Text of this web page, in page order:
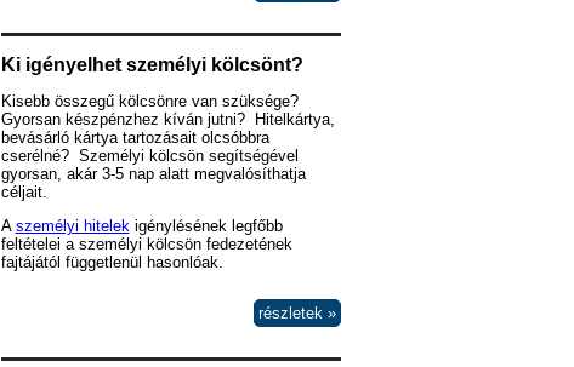
Ki igényelhet személyi kölcsönt?
Kisebb összegű kölcsönre van szüksége?
Gyorsan készpénzhez kíván jutni? Hitelkártya,
bevásárló kártya tartozásait olcsóbbra
cserélné? Személyi kölcsön segítségével
gyorsan, akár 3-5 nap alatt megvalósíthatja
céljait.
A személyi hitelekigénylésének legfőbb
feltételei a személyi kölcsön fedezetének
fajtájától függetlenül hasonlóak.
részletek »